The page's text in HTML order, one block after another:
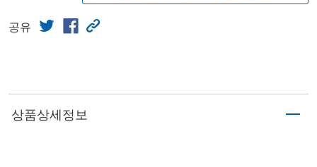
공유
상품상세정보